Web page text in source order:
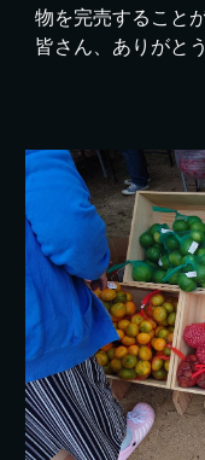
物を完売すること
皆さん、ありがと